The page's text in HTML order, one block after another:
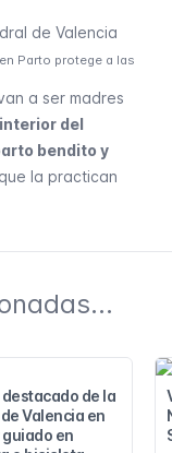
Parto protege a las
a ser madres
del
bendito y
la practican
destacado de la
Valencia en
en